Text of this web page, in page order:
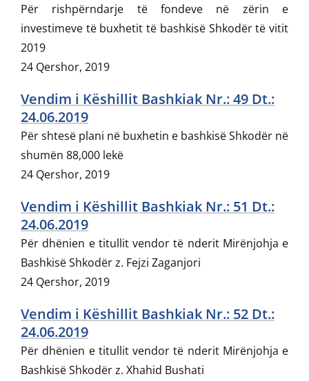
Për rishpërndarje të fondeve në zërin e
investimeve të buxhetit të bashkisë Shkodër të vitit
2019
24 Qershor, 2019
Vendim i Këshillit Bashkiak Nr.: 49 Dt.:
24.06.2019
Për shtesë plani në buxhetin e bashkisë Shkodër në
shumën 88,000 lekë
24 Qershor, 2019
Vendim i Këshillit Bashkiak Nr.: 51 Dt.:
24.06.2019
Për dhënien e titullit vendor të nderit Mirënjohja e
Bashkisë Shkodër z. Fejzi Zaganjori
24 Qershor, 2019
Vendim i Këshillit Bashkiak Nr.: 52 Dt.:
24.06.2019
Për dhënien e titullit vendor të nderit Mirënjohja e
Bashkisë Shkodër z. Xhahid Bushati